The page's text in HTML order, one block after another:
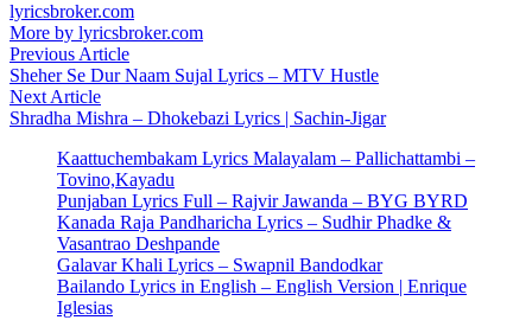
lyricsbroker.com
More by lyricsbroker.com
Post
navigation
Previous ArticlePrevious
article:
Sheher Se Dur Naam Sujal Lyrics – MTV Hustle
Next ArticleNext
article:
Shradha Mishra – Dhokebazi Lyrics | Sachin-Jigar
Kaattuchembakam Lyrics Malayalam – Pallichattambi –
Tovino,Kayadu
Punjaban Lyrics Full – Rajvir Jawanda – BYG BYRD
Kanada Raja Pandharicha Lyrics – Sudhir Phadke &
Vasantrao Deshpande
Galavar Khali Lyrics – Swapnil Bandodkar
Bailando Lyrics in English – English Version | Enrique
Iglesias